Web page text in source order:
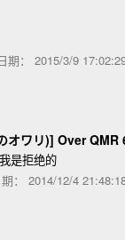
期： 2015/3/9
オワリ)] Over QMR
是拒绝的
： 2014/12/4